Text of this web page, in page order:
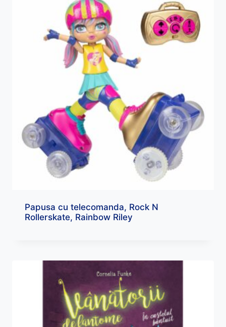
Papusa cu telecomanda, Rock N
Rollerskate, Rainbow Riley